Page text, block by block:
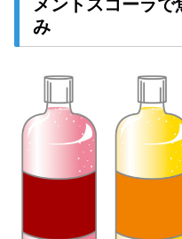
メントスコーラで
み